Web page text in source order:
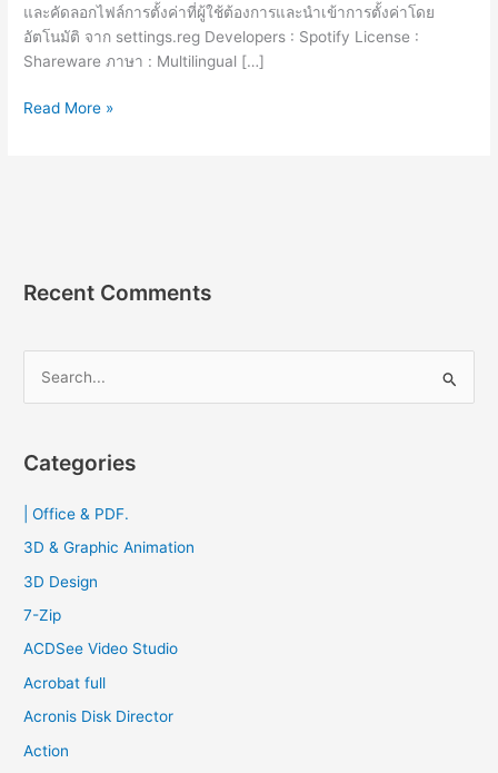
และคัดลอกไฟล์การตั้งค่าที่ผู้ใช้ต้องการและนำเข้าการตั้งค่าโดย
อัตโนมัติ จาก settings.reg Developers : Spotify License :
Shareware ภาษา : Multilingual […]
Spotify
โฆษณา
2023
Read More »
Recent Comments
r
f
o
Categories
| Office & PDF.
3D & Graphic Animation
3D Design
7-Zip
ACDSee Video Studio
Acrobat full
Acronis Disk Director
Action